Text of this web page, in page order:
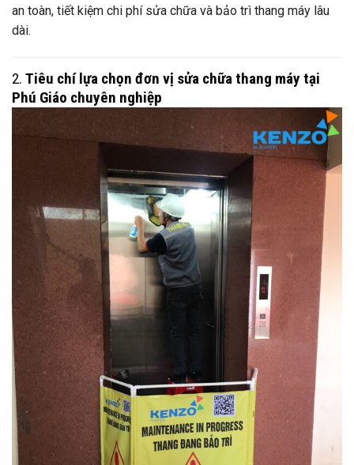
an toàn, tiết kiệm chi phí sửa chữa và bảo trì thang máy lâu
dài.
2. Tiêu chí lựa chọn đơn vị sửa chữa thang máy tại
Phú Giáo chuyên nghiệp